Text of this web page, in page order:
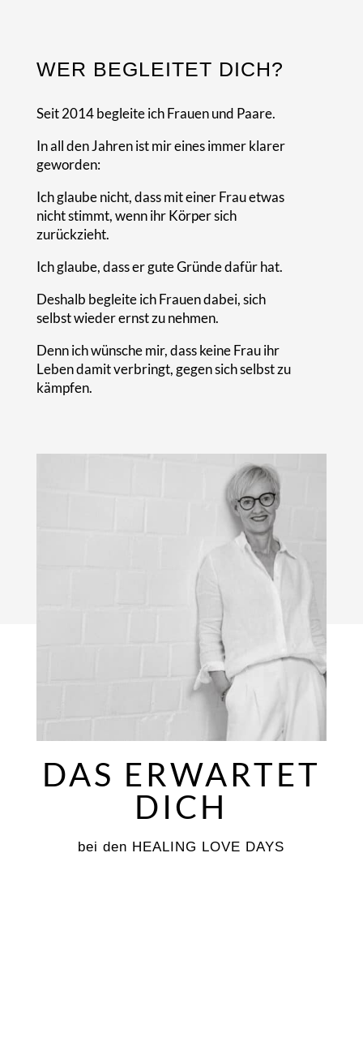
WER BEGLEITET DICH?
Seit 2014 begleite ich Frauen und Paare.
In all den Jahren ist mir eines immer klarer
geworden:
Ich glaube nicht, dass mit einer Frau etwas
nicht stimmt, wenn ihr Körper sich
zurückzieht.
Ich glaube, dass er gute Gründe dafür hat.
Deshalb begleite ich Frauen dabei, sich
selbst wieder ernst zu nehmen.
Denn ich wünsche mir, dass keine Frau ihr
Leben damit verbringt, gegen sich selbst zu
kämpfen.
DAS ERWARTET
DICH
bei den HEALING LOVE DAYS